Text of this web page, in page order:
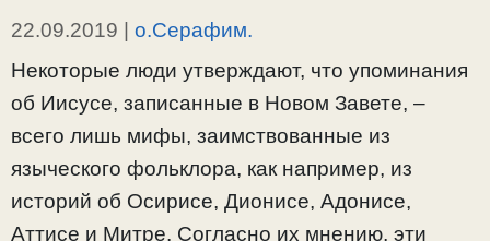
22.09.2019 | о.Серафим.
Некоторые люди утверждают, что упоминания
об Иисусе, записанные в Новом Завете, –
всего лишь мифы, заимствованные из
языческого фольклора, как например, из
историй об Осирисе, Дионисе, Адонисе,
Аттисе и Митре. Согласно их мнению, эти